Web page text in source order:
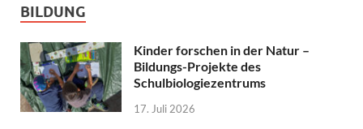
BILDUNG
Kinder forschen in der Natur –
Bildungs-Projekte des
Schulbiologiezentrums
17. Juli 2026